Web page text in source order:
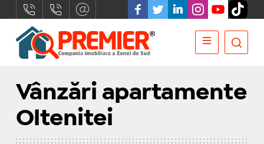
Vânzări apartamente
Oltenitei